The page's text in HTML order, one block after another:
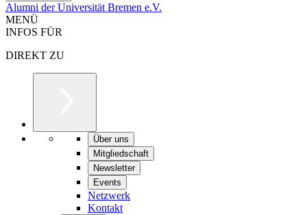
Alumni der Universität Bremen e.V.
MENÜ
INFOS FÜR
DIREKT ZU
Über uns
Mitgliedschaft
Newsletter
Events
Netzwerk
Kontakt